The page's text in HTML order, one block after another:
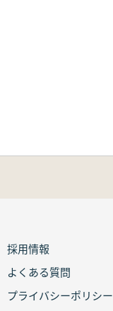
採用情報
よくある質問
プライバシーポリシー